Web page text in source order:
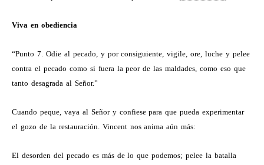
Viva en obediencia
“Punto 7. Odie al pecado, y por consiguiente, vigile, ore, luche y pelee
contra el pecado como si fuera la peor de las maldades, como eso que
tanto desagrada al Señor.”
Cuando peque, vaya al Señor y confiese para que pueda experimentar
el gozo de la restauración. Vincent nos anima aún más:
El desorden del pecado es más de lo que podemos; pelee la batalla